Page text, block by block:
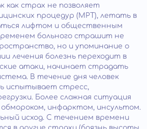
как страх не позволяет
процедур (МРТ), летать в
лифтом и общественным
больного страшит не
но и упоминание о
лечения болезнь переходит в
атаки, начинает страдать
В течение дня человек
испытывает стресс,
Более сложная ситуация
инфарктом, инсультом.
исход. С течением времени